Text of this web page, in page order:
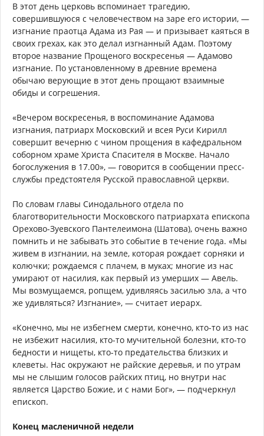
В этот день церковь вспоминает трагедию,
совершившуюся с человечеством на заре его истории, —
изгнание праотца Адама из Рая — и призывает каяться в
своих грехах, как это делал изгнанный Адам. Поэтому
второе название Прощеного воскресенья — Адамово
изгнание. По установленному в древние времена
обычаю верующие в этот день прощают взаимные
обиды и согрешения.
«Вечером воскресенья, в воспоминание Адамова
изгнания, патриарх Московский и всея Руси Кирилл
совершит вечерню с чином прощения в кафедральном
соборном храме Христа Спасителя в Москве. Начало
богослужения в 17.00», — говорится в сообщении пресс-
службы предстоятеля Русской православной церкви.
По словам главы Синодального отдела по
благотворительности Московского патриархата епископа
Орехово-Зуевского Пантелеимона (Шатова), очень важно
помнить и не забывать это событие в течение года. «Мы
живем в изгнании, на земле, которая рождает сорняки и
колючки; рождаемся с плачем, в муках; многие из нас
умирают от насилия, как первый из умерших — Авель.
Мы возмущаемся, ропщем, удивляясь засилью зла, а что
же удивляться? Изгнание», — считает иерарх.
«Конечно, мы не избегнем смерти, конечно, кто-то из нас
не избежит насилия, кто-то мучительной болезни, кто-то
бедности и нищеты, кто-то предательства близких и
клеветы. Нас окружают не райские деревья, и по утрам
мы не слышим голосов райских птиц, но внутри нас
является Царство Божие, и с нами Бог», — подчеркнул
епископ.
Конец масленичной недели